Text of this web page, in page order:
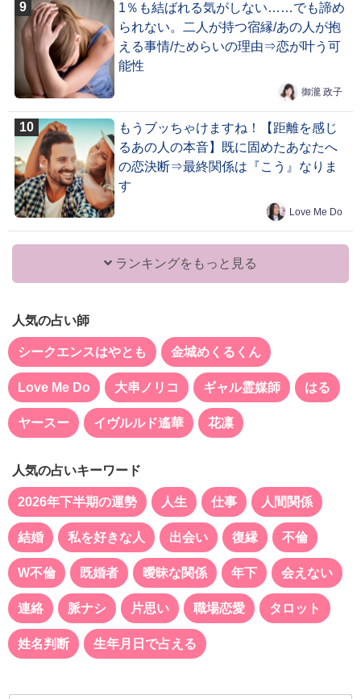
1％も結ばれる気がしない……でも諦め
られない。二人が持つ宿縁/あの人が抱
える事情/ためらいの理由⇒恋が叶う可
能性
御瀧 政子
もうブッちゃけますね！【距離を感じ
るあの人の本音】既に固めたあなたへ
の恋決断⇒最終関係は『こう』なりま
す
Love Me Do
ランキングをもっと見る
人気の占い師
シークエンスはやとも 金城めくるくん
Love Me Do 大串ノリコ ギャル霊媒師 はる
ヤースー イヴルルド遙華 花凛
人気の占いキーワード
2026年下半期の運勢 人生 仕事 人間関係
結婚 私を好きな人 出会い 復縁 不倫
W不倫 既婚者 曖昧な関係 年下 会えない
連絡 脈ナシ 片思い 職場恋愛 タロット
姓名判断 生年月日で占える